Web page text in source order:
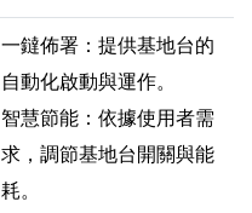
一鐽佈署：提供基地台的
自動化啟動與運作。
智慧節能：依據使用者需
求，調節基地台開關與能
耗。